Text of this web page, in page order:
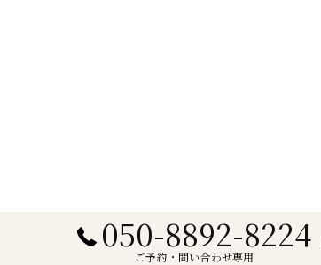
050-8892-8224
ご予約・問い合わせ専用